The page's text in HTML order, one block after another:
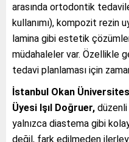
arasında ortodontik
kullanımı), kompozit rezin
lamina gibi estetik
müdahaleler var. Özellikle
tedavi planlaması için
İstanbul Okan
Üyesi Işıl Doğruer,
yalnızca diastema gibi
değil, fark edilmeden